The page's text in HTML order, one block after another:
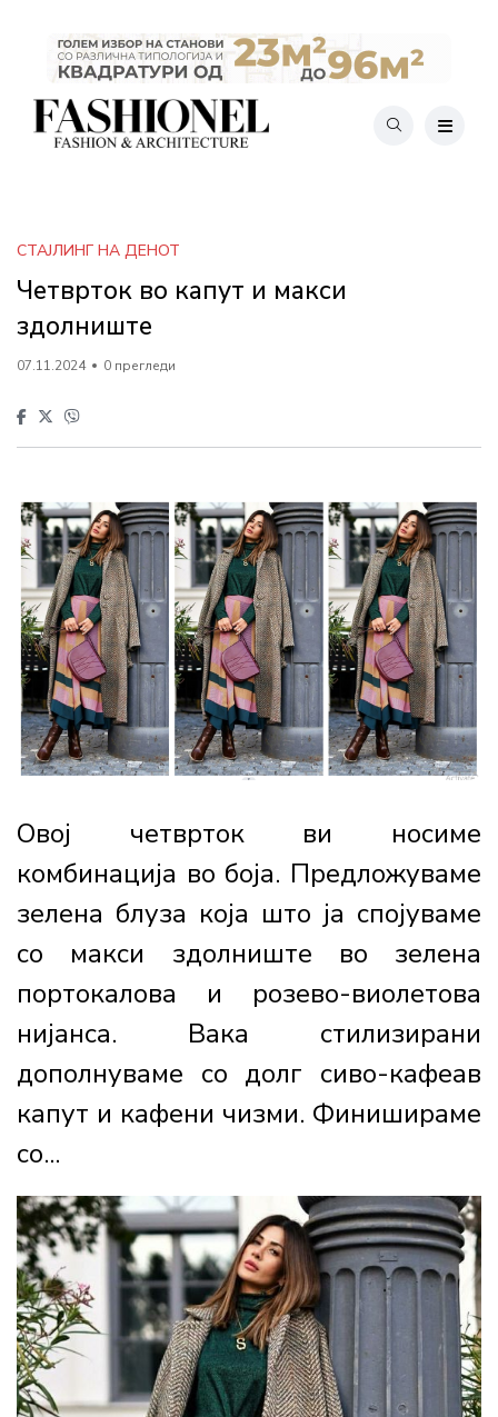
СТАЈЛИНГ НА ДЕНОТ
Четврток во капут и макси
здолниште
07.11.2024 0 прегледи
Овој четврток ви носиме
комбинација во боја. Предложуваме
зелена блуза која што ја спојуваме
со макси здолниште во зелена
портокалова и розево-виолетова
нијанса. Вака стилизирани
дополнуваме со долг сиво-кафеав
капут и кафени чизми. Финишираме
со...